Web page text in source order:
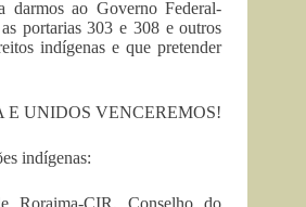
darmos ao Governo Federal-
portarias 303 e 308 e outros
indígenas e que pretender
UNIDOS VENCEREMOS!
indígenas:
Roraima-CIR, Conselho do